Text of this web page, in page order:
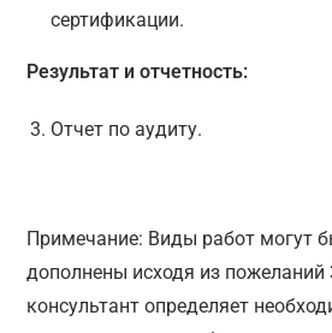
сертификации.
Результат и отчетность:
Отчет по аудиту.
Примечание: Виды работ могут
дополнены исходя из пожеланий
консультант определяет